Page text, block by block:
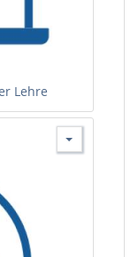
Lehre